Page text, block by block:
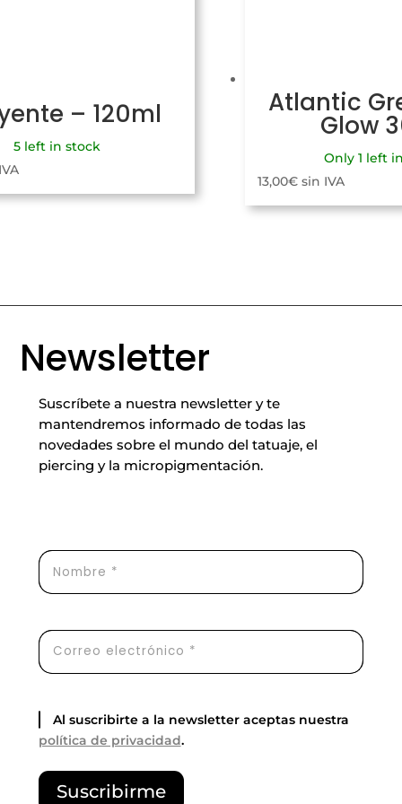
– 120ml
5 left in stock
Atlantic
Glow
Only 1 left
13,00€ sin IVA
Newsletter
Suscríbete a nuestra newsletter y te
mantendremos informado de todas las
novedades sobre el mundo del tatuaje, el
piercing y la micropigmentación.
Al suscribirte a la newsletter aceptas nuestra
política de privacidad.
P
o
Suscribirme